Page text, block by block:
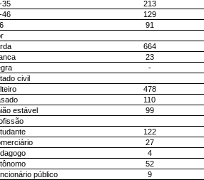
35
213
46
129
91
664
23
-
civil
478
110
estável
99
122
27
4
52
público
9